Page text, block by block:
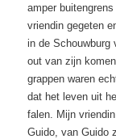
amper
vriendin gegeten
in de Schouwburg
out van zijn
grappen waren
dat het leven uit
falen. Mijn
Guido, van Guido